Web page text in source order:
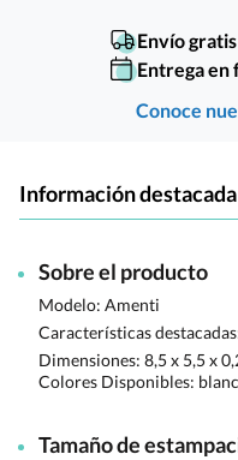
Envío
Entrega en
Conoce
Información destacada
Sobre el producto
Modelo: Amenti
Características
Dimensiones: 8,5 x 5,5 x
Colores Disponibles:
Tamaño de